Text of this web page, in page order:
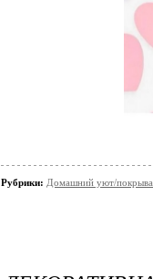
Рубрики: Домашний уют/